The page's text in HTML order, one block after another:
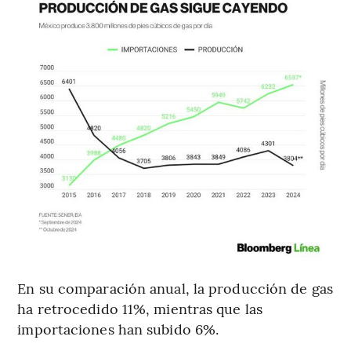
En su comparación anual, la producción de gas
ha retrocedido 11%, mientras que las
importaciones han subido 6%.